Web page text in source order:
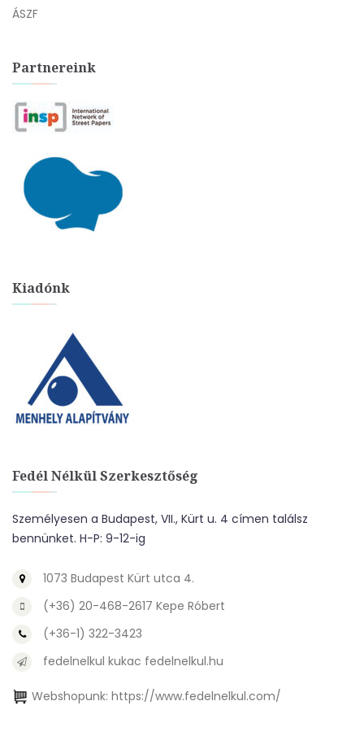
ÁSZF
Partnereink
Kiadónk
Fedél Nélkül Szerkesztőség
Személyesen a Budapest, VII., Kürt u. 4 címen találsz
bennünket. H-P: 9-12-ig
1073 Budapest Kürt utca 4.
(+36) 20-468-2617 Kepe Róbert
(+36-1) 322-3423
fedelnelkul kukac fedelnelkul.hu
Webshopunk: https://www.fedelnelkul.com/